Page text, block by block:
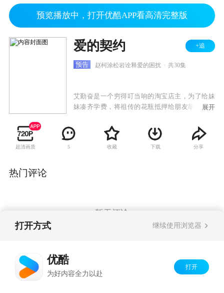
预览播放中，打开优酷APP看高清完整版
爱的契约 +追
预告 赵柯涂松岩诠释爱的困扰 共30集
艾勤奋是一个穷得叮当响的淘宝店主，为了给妹
妹凑齐学费，将祖传的花瓶抵押给朋友胡光子，
钱霏霏撞成了重伤。钱霏霏是4S店的销售经理、
女强人，未婚夫周展名借她的钱炒股，令本来就
因筹备婚礼而拮据不堪的钱霏霏捉襟见肘。幸好
展开
超清画质 5 收藏 下载 分享
热门评论
暂无评论
打开方式 继续使用浏览器
优酷
为好内容全力以赴
打开